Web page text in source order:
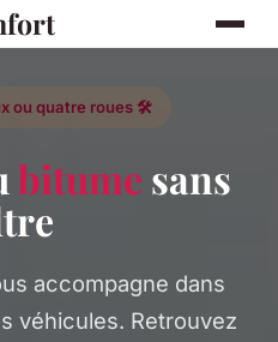
ou quatre roues 🛠️
bitume sans
accompagne dans
véhicules. Retrouvez